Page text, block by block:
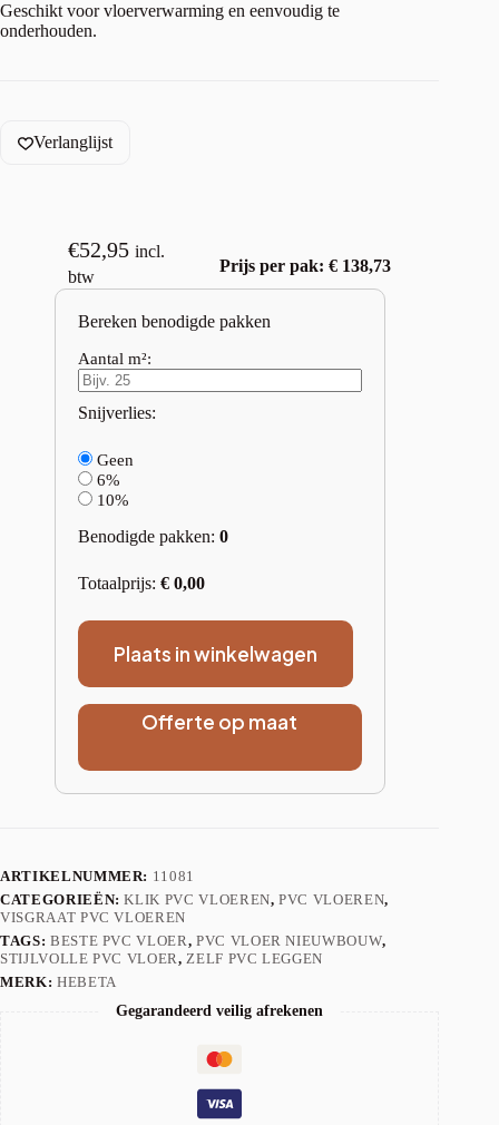
Geschikt voor vloerverwarming en eenvoudig te
onderhouden.
Verlanglijst
€52,95 incl.
btw
Prijs per pak: € 138,73
Bereken benodigde pakken
Aantal m²:
Snijverlies:
Geen
6%
10%
Benodigde pakken: 0
Totaalprijs: € 0,00
Plaats in winkelwagen
Offerte op maat
ARTIKELNUMMER: 11081
CATEGORIEËN:KLIK PVC VLOEREN,PVC VLOEREN,
VISGRAAT PVC VLOEREN
TAGS: BESTE PVC VLOER, PVC VLOER NIEUWBOUW,
STIJLVOLLE PVC VLOER,ZELF PVC LEGGEN
MERK: HEBETA
Gegarandeerd veilig afrekenen